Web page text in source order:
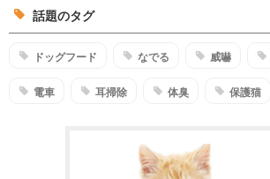
話題のタグ
ドッグフード なでる 威嚇
電車 耳掃除 体臭 保護猫